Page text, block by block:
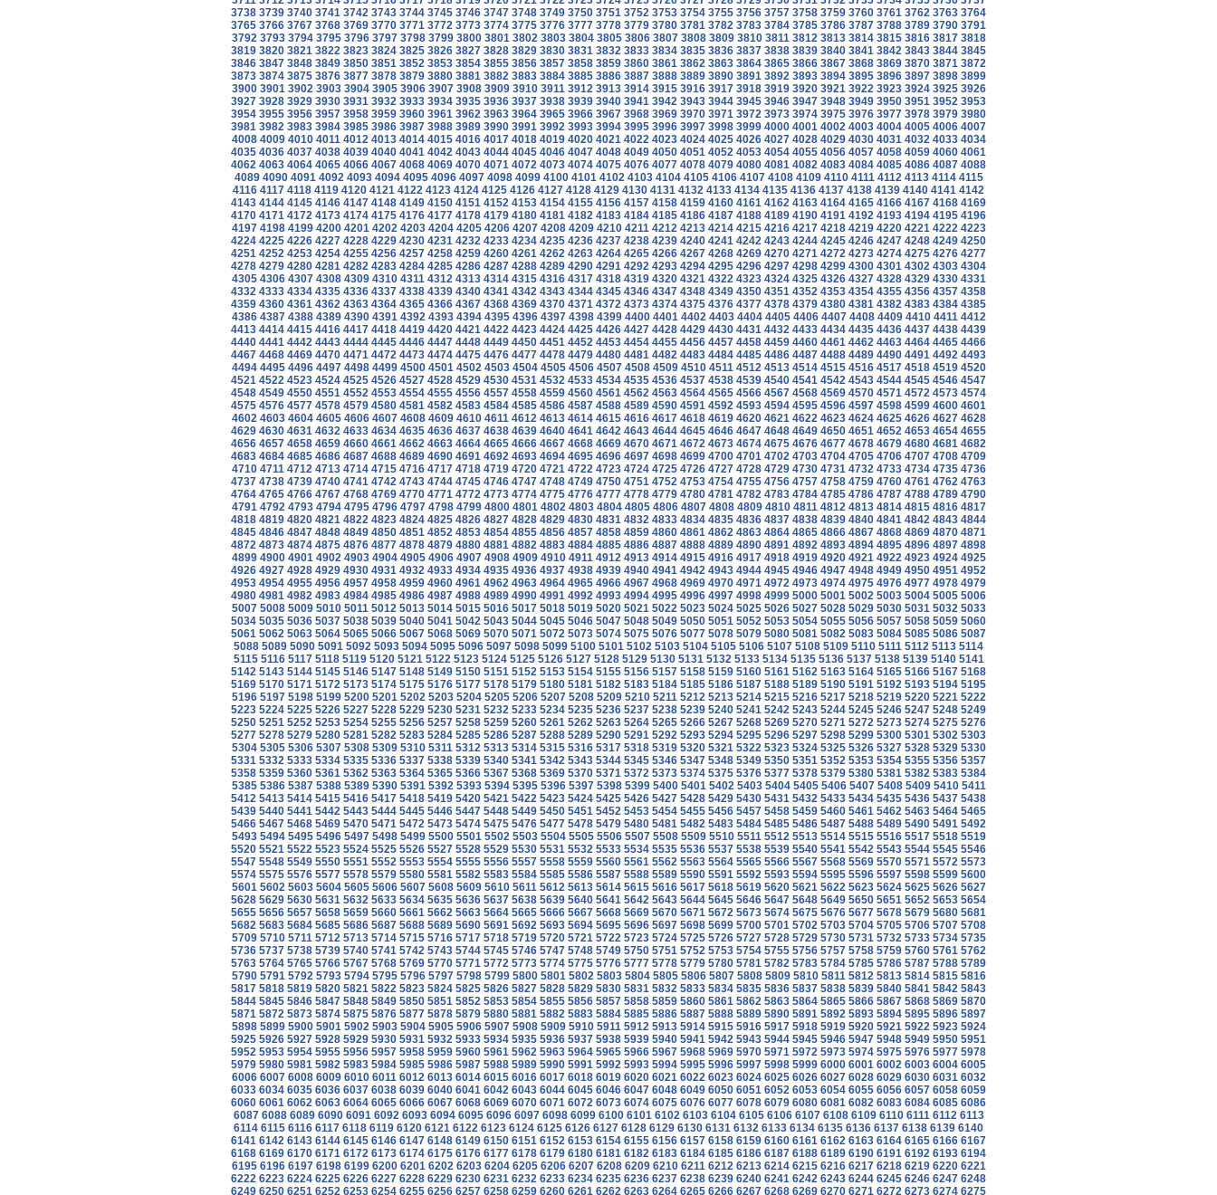
3738 3739 3740 3741 3742 3743 3744 3745 3746 3747 3748 3749 3750 3751 3752 3753 3754 3755 3756 3757 3758 3759 3760 3761 3762 3763 3764
3765 3766 3767 3768 3769 3770 3771 3772 3773 3774 3775 3776 3777 3778 3779 3780 3781 3782 3783 3784 3785 3786 3787 3788 3789 3790 3791
3792 3793 3794 3795 3796 3797 3798 3799 3800 3801 3802 3803 3804 3805 3806 3807 3808 3809 3810 3811 3812 3813 3814 3815 3816 3817 3818
3819 3820 3821 3822 3823 3824 3825 3826 3827 3828 3829 3830 3831 3832 3833 3834 3835 3836 3837 3838 3839 3840 3841 3842 3843 3844 3845
3846 3847 3848 3849 3850 3851 3852 3853 3854 3855 3856 3857 3858 3859 3860 3861 3862 3863 3864 3865 3866 3867 3868 3869 3870 3871 3872
3873 3874 3875 3876 3877 3878 3879 3880 3881 3882 3883 3884 3885 3886 3887 3888 3889 3890 3891 3892 3893 3894 3895 3896 3897 3898 3899
3900 3901 3902 3903 3904 3905 3906 3907 3908 3909 3910 3911 3912 3913 3914 3915 3916 3917 3918 3919 3920 3921 3922 3923 3924 3925 3926
3927 3928 3929 3930 3931 3932 3933 3934 3935 3936 3937 3938 3939 3940 3941 3942 3943 3944 3945 3946 3947 3948 3949 3950 3951 3952 3953
3954 3955 3956 3957 3958 3959 3960 3961 3962 3963 3964 3965 3966 3967 3968 3969 3970 3971 3972 3973 3974 3975 3976 3977 3978 3979 3980
3981 3982 3983 3984 3985 3986 3987 3988 3989 3990 3991 3992 3993 3994 3995 3996 3997 3998 3999 4000 4001 4002 4003 4004 4005 4006 4007
4008 4009 4010 4011 4012 4013 4014 4015 4016 4017 4018 4019 4020 4021 4022 4023 4024 4025 4026 4027 4028 4029 4030 4031 4032 4033 4034
4035 4036 4037 4038 4039 4040 4041 4042 4043 4044 4045 4046 4047 4048 4049 4050 4051 4052 4053 4054 4055 4056 4057 4058 4059 4060 4061
4062 4063 4064 4065 4066 4067 4068 4069 4070 4071 4072 4073 4074 4075 4076 4077 4078 4079 4080 4081 4082 4083 4084 4085 4086 4087 4088
4089 4090 4091 4092 4093 4094 4095 4096 4097 4098 4099 4100 4101 4102 4103 4104 4105 4106 4107 4108 4109 4110 4111 4112 4113 4114 4115
4116 4117 4118 4119 4120 4121 4122 4123 4124 4125 4126 4127 4128 4129 4130 4131 4132 4133 4134 4135 4136 4137 4138 4139 4140 4141 4142
4143 4144 4145 4146 4147 4148 4149 4150 4151 4152 4153 4154 4155 4156 4157 4158 4159 4160 4161 4162 4163 4164 4165 4166 4167 4168 4169
4170 4171 4172 4173 4174 4175 4176 4177 4178 4179 4180 4181 4182 4183 4184 4185 4186 4187 4188 4189 4190 4191 4192 4193 4194 4195 4196
4197 4198 4199 4200 4201 4202 4203 4204 4205 4206 4207 4208 4209 4210 4211 4212 4213 4214 4215 4216 4217 4218 4219 4220 4221 4222 4223
4224 4225 4226 4227 4228 4229 4230 4231 4232 4233 4234 4235 4236 4237 4238 4239 4240 4241 4242 4243 4244 4245 4246 4247 4248 4249 4250
4251 4252 4253 4254 4255 4256 4257 4258 4259 4260 4261 4262 4263 4264 4265 4266 4267 4268 4269 4270 4271 4272 4273 4274 4275 4276 4277
4278 4279 4280 4281 4282 4283 4284 4285 4286 4287 4288 4289 4290 4291 4292 4293 4294 4295 4296 4297 4298 4299 4300 4301 4302 4303 4304
4305 4306 4307 4308 4309 4310 4311 4312 4313 4314 4315 4316 4317 4318 4319 4320 4321 4322 4323 4324 4325 4326 4327 4328 4329 4330 4331
4332 4333 4334 4335 4336 4337 4338 4339 4340 4341 4342 4343 4344 4345 4346 4347 4348 4349 4350 4351 4352 4353 4354 4355 4356 4357 4358
4359 4360 4361 4362 4363 4364 4365 4366 4367 4368 4369 4370 4371 4372 4373 4374 4375 4376 4377 4378 4379 4380 4381 4382 4383 4384 4385
4386 4387 4388 4389 4390 4391 4392 4393 4394 4395 4396 4397 4398 4399 4400 4401 4402 4403 4404 4405 4406 4407 4408 4409 4410 4411 4412
4413 4414 4415 4416 4417 4418 4419 4420 4421 4422 4423 4424 4425 4426 4427 4428 4429 4430 4431 4432 4433 4434 4435 4436 4437 4438 4439
4440 4441 4442 4443 4444 4445 4446 4447 4448 4449 4450 4451 4452 4453 4454 4455 4456 4457 4458 4459 4460 4461 4462 4463 4464 4465 4466
4467 4468 4469 4470 4471 4472 4473 4474 4475 4476 4477 4478 4479 4480 4481 4482 4483 4484 4485 4486 4487 4488 4489 4490 4491 4492 4493
4494 4495 4496 4497 4498 4499 4500 4501 4502 4503 4504 4505 4506 4507 4508 4509 4510 4511 4512 4513 4514 4515 4516 4517 4518 4519 4520
4521 4522 4523 4524 4525 4526 4527 4528 4529 4530 4531 4532 4533 4534 4535 4536 4537 4538 4539 4540 4541 4542 4543 4544 4545 4546 4547
4548 4549 4550 4551 4552 4553 4554 4555 4556 4557 4558 4559 4560 4561 4562 4563 4564 4565 4566 4567 4568 4569 4570 4571 4572 4573 4574
4575 4576 4577 4578 4579 4580 4581 4582 4583 4584 4585 4586 4587 4588 4589 4590 4591 4592 4593 4594 4595 4596 4597 4598 4599 4600 4601
4602 4603 4604 4605 4606 4607 4608 4609 4610 4611 4612 4613 4614 4615 4616 4617 4618 4619 4620 4621 4622 4623 4624 4625 4626 4627 4628
4629 4630 4631 4632 4633 4634 4635 4636 4637 4638 4639 4640 4641 4642 4643 4644 4645 4646 4647 4648 4649 4650 4651 4652 4653 4654 4655
4656 4657 4658 4659 4660 4661 4662 4663 4664 4665 4666 4667 4668 4669 4670 4671 4672 4673 4674 4675 4676 4677 4678 4679 4680 4681 4682
4683 4684 4685 4686 4687 4688 4689 4690 4691 4692 4693 4694 4695 4696 4697 4698 4699 4700 4701 4702 4703 4704 4705 4706 4707 4708 4709
4710 4711 4712 4713 4714 4715 4716 4717 4718 4719 4720 4721 4722 4723 4724 4725 4726 4727 4728 4729 4730 4731 4732 4733 4734 4735 4736
4737 4738 4739 4740 4741 4742 4743 4744 4745 4746 4747 4748 4749 4750 4751 4752 4753 4754 4755 4756 4757 4758 4759 4760 4761 4762 4763
4764 4765 4766 4767 4768 4769 4770 4771 4772 4773 4774 4775 4776 4777 4778 4779 4780 4781 4782 4783 4784 4785 4786 4787 4788 4789 4790
4791 4792 4793 4794 4795 4796 4797 4798 4799 4800 4801 4802 4803 4804 4805 4806 4807 4808 4809 4810 4811 4812 4813 4814 4815 4816 4817
4818 4819 4820 4821 4822 4823 4824 4825 4826 4827 4828 4829 4830 4831 4832 4833 4834 4835 4836 4837 4838 4839 4840 4841 4842 4843 4844
4845 4846 4847 4848 4849 4850 4851 4852 4853 4854 4855 4856 4857 4858 4859 4860 4861 4862 4863 4864 4865 4866 4867 4868 4869 4870 4871
4872 4873 4874 4875 4876 4877 4878 4879 4880 4881 4882 4883 4884 4885 4886 4887 4888 4889 4890 4891 4892 4893 4894 4895 4896 4897 4898
4899 4900 4901 4902 4903 4904 4905 4906 4907 4908 4909 4910 4911 4912 4913 4914 4915 4916 4917 4918 4919 4920 4921 4922 4923 4924 4925
4926 4927 4928 4929 4930 4931 4932 4933 4934 4935 4936 4937 4938 4939 4940 4941 4942 4943 4944 4945 4946 4947 4948 4949 4950 4951 4952
4953 4954 4955 4956 4957 4958 4959 4960 4961 4962 4963 4964 4965 4966 4967 4968 4969 4970 4971 4972 4973 4974 4975 4976 4977 4978 4979
4980 4981 4982 4983 4984 4985 4986 4987 4988 4989 4990 4991 4992 4993 4994 4995 4996 4997 4998 4999 5000 5001 5002 5003 5004 5005 5006
5007 5008 5009 5010 5011 5012 5013 5014 5015 5016 5017 5018 5019 5020 5021 5022 5023 5024 5025 5026 5027 5028 5029 5030 5031 5032 5033
5034 5035 5036 5037 5038 5039 5040 5041 5042 5043 5044 5045 5046 5047 5048 5049 5050 5051 5052 5053 5054 5055 5056 5057 5058 5059 5060
5061 5062 5063 5064 5065 5066 5067 5068 5069 5070 5071 5072 5073 5074 5075 5076 5077 5078 5079 5080 5081 5082 5083 5084 5085 5086 5087
5088 5089 5090 5091 5092 5093 5094 5095 5096 5097 5098 5099 5100 5101 5102 5103 5104 5105 5106 5107 5108 5109 5110 5111 5112 5113 5114
5115 5116 5117 5118 5119 5120 5121 5122 5123 5124 5125 5126 5127 5128 5129 5130 5131 5132 5133 5134 5135 5136 5137 5138 5139 5140 5141
5142 5143 5144 5145 5146 5147 5148 5149 5150 5151 5152 5153 5154 5155 5156 5157 5158 5159 5160 5161 5162 5163 5164 5165 5166 5167 5168
5169 5170 5171 5172 5173 5174 5175 5176 5177 5178 5179 5180 5181 5182 5183 5184 5185 5186 5187 5188 5189 5190 5191 5192 5193 5194 5195
5196 5197 5198 5199 5200 5201 5202 5203 5204 5205 5206 5207 5208 5209 5210 5211 5212 5213 5214 5215 5216 5217 5218 5219 5220 5221 5222
5223 5224 5225 5226 5227 5228 5229 5230 5231 5232 5233 5234 5235 5236 5237 5238 5239 5240 5241 5242 5243 5244 5245 5246 5247 5248 5249
5250 5251 5252 5253 5254 5255 5256 5257 5258 5259 5260 5261 5262 5263 5264 5265 5266 5267 5268 5269 5270 5271 5272 5273 5274 5275 5276
5277 5278 5279 5280 5281 5282 5283 5284 5285 5286 5287 5288 5289 5290 5291 5292 5293 5294 5295 5296 5297 5298 5299 5300 5301 5302 5303
5304 5305 5306 5307 5308 5309 5310 5311 5312 5313 5314 5315 5316 5317 5318 5319 5320 5321 5322 5323 5324 5325 5326 5327 5328 5329 5330
5331 5332 5333 5334 5335 5336 5337 5338 5339 5340 5341 5342 5343 5344 5345 5346 5347 5348 5349 5350 5351 5352 5353 5354 5355 5356 5357
5358 5359 5360 5361 5362 5363 5364 5365 5366 5367 5368 5369 5370 5371 5372 5373 5374 5375 5376 5377 5378 5379 5380 5381 5382 5383 5384
5385 5386 5387 5388 5389 5390 5391 5392 5393 5394 5395 5396 5397 5398 5399 5400 5401 5402 5403 5404 5405 5406 5407 5408 5409 5410 5411
5412 5413 5414 5415 5416 5417 5418 5419 5420 5421 5422 5423 5424 5425 5426 5427 5428 5429 5430 5431 5432 5433 5434 5435 5436 5437 5438
5439 5440 5441 5442 5443 5444 5445 5446 5447 5448 5449 5450 5451 5452 5453 5454 5455 5456 5457 5458 5459 5460 5461 5462 5463 5464 5465
5466 5467 5468 5469 5470 5471 5472 5473 5474 5475 5476 5477 5478 5479 5480 5481 5482 5483 5484 5485 5486 5487 5488 5489 5490 5491 5492
5493 5494 5495 5496 5497 5498 5499 5500 5501 5502 5503 5504 5505 5506 5507 5508 5509 5510 5511 5512 5513 5514 5515 5516 5517 5518 5519
5520 5521 5522 5523 5524 5525 5526 5527 5528 5529 5530 5531 5532 5533 5534 5535 5536 5537 5538 5539 5540 5541 5542 5543 5544 5545 5546
5547 5548 5549 5550 5551 5552 5553 5554 5555 5556 5557 5558 5559 5560 5561 5562 5563 5564 5565 5566 5567 5568 5569 5570 5571 5572 5573
5574 5575 5576 5577 5578 5579 5580 5581 5582 5583 5584 5585 5586 5587 5588 5589 5590 5591 5592 5593 5594 5595 5596 5597 5598 5599 5600
5601 5602 5603 5604 5605 5606 5607 5608 5609 5610 5611 5612 5613 5614 5615 5616 5617 5618 5619 5620 5621 5622 5623 5624 5625 5626 5627
5628 5629 5630 5631 5632 5633 5634 5635 5636 5637 5638 5639 5640 5641 5642 5643 5644 5645 5646 5647 5648 5649 5650 5651 5652 5653 5654
5655 5656 5657 5658 5659 5660 5661 5662 5663 5664 5665 5666 5667 5668 5669 5670 5671 5672 5673 5674 5675 5676 5677 5678 5679 5680 5681
5682 5683 5684 5685 5686 5687 5688 5689 5690 5691 5692 5693 5694 5695 5696 5697 5698 5699 5700 5701 5702 5703 5704 5705 5706 5707 5708
5709 5710 5711 5712 5713 5714 5715 5716 5717 5718 5719 5720 5721 5722 5723 5724 5725 5726 5727 5728 5729 5730 5731 5732 5733 5734 5735
5736 5737 5738 5739 5740 5741 5742 5743 5744 5745 5746 5747 5748 5749 5750 5751 5752 5753 5754 5755 5756 5757 5758 5759 5760 5761 5762
5763 5764 5765 5766 5767 5768 5769 5770 5771 5772 5773 5774 5775 5776 5777 5778 5779 5780 5781 5782 5783 5784 5785 5786 5787 5788 5789
5790 5791 5792 5793 5794 5795 5796 5797 5798 5799 5800 5801 5802 5803 5804 5805 5806 5807 5808 5809 5810 5811 5812 5813 5814 5815 5816
5817 5818 5819 5820 5821 5822 5823 5824 5825 5826 5827 5828 5829 5830 5831 5832 5833 5834 5835 5836 5837 5838 5839 5840 5841 5842 5843
5844 5845 5846 5847 5848 5849 5850 5851 5852 5853 5854 5855 5856 5857 5858 5859 5860 5861 5862 5863 5864 5865 5866 5867 5868 5869 5870
5871 5872 5873 5874 5875 5876 5877 5878 5879 5880 5881 5882 5883 5884 5885 5886 5887 5888 5889 5890 5891 5892 5893 5894 5895 5896 5897
5898 5899 5900 5901 5902 5903 5904 5905 5906 5907 5908 5909 5910 5911 5912 5913 5914 5915 5916 5917 5918 5919 5920 5921 5922 5923 5924
5925 5926 5927 5928 5929 5930 5931 5932 5933 5934 5935 5936 5937 5938 5939 5940 5941 5942 5943 5944 5945 5946 5947 5948 5949 5950 5951
5952 5953 5954 5955 5956 5957 5958 5959 5960 5961 5962 5963 5964 5965 5966 5967 5968 5969 5970 5971 5972 5973 5974 5975 5976 5977 5978
5979 5980 5981 5982 5983 5984 5985 5986 5987 5988 5989 5990 5991 5992 5993 5994 5995 5996 5997 5998 5999 6000 6001 6002 6003 6004 6005
6006 6007 6008 6009 6010 6011 6012 6013 6014 6015 6016 6017 6018 6019 6020 6021 6022 6023 6024 6025 6026 6027 6028 6029 6030 6031 6032
6033 6034 6035 6036 6037 6038 6039 6040 6041 6042 6043 6044 6045 6046 6047 6048 6049 6050 6051 6052 6053 6054 6055 6056 6057 6058 6059
6060 6061 6062 6063 6064 6065 6066 6067 6068 6069 6070 6071 6072 6073 6074 6075 6076 6077 6078 6079 6080 6081 6082 6083 6084 6085 6086
6087 6088 6089 6090 6091 6092 6093 6094 6095 6096 6097 6098 6099 6100 6101 6102 6103 6104 6105 6106 6107 6108 6109 6110 6111 6112 6113
6114 6115 6116 6117 6118 6119 6120 6121 6122 6123 6124 6125 6126 6127 6128 6129 6130 6131 6132 6133 6134 6135 6136 6137 6138 6139 6140
6141 6142 6143 6144 6145 6146 6147 6148 6149 6150 6151 6152 6153 6154 6155 6156 6157 6158 6159 6160 6161 6162 6163 6164 6165 6166 6167
6168 6169 6170 6171 6172 6173 6174 6175 6176 6177 6178 6179 6180 6181 6182 6183 6184 6185 6186 6187 6188 6189 6190 6191 6192 6193 6194
6195 6196 6197 6198 6199 6200 6201 6202 6203 6204 6205 6206 6207 6208 6209 6210 6211 6212 6213 6214 6215 6216 6217 6218 6219 6220 6221
6222 6223 6224 6225 6226 6227 6228 6229 6230 6231 6232 6233 6234 6235 6236 6237 6238 6239 6240 6241 6242 6243 6244 6245 6246 6247 6248
6249 6250 6251 6252 6253 6254 6255 6256 6257 6258 6259 6260 6261 6262 6263 6264 6265 6266 6267 6268 6269 6270 6271 6272 6273 6274 6275